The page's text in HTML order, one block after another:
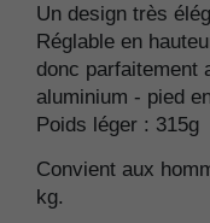
Un design très
Réglable en
donc parfaitement
aluminium - pied
Poids léger : 315g
Convient aux
kg.